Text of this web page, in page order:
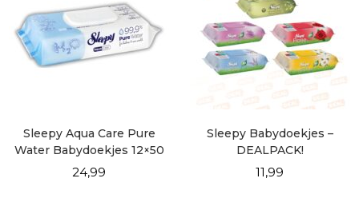
Sleepy Aqua Care Pure
Water Babydoekjes 12×50
vellen
24,99
Sleepy Babydoekjes –
DEALPACK!
11,99